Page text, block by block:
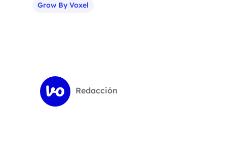
Grow By Voxel
Redacción